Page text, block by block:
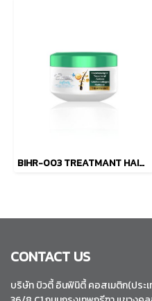
BIHR-003 TREATMANT HAIR MASK
CONTACT US
บริษัท บิวตี้ อินฟินิตี้ คอสเมติก(ประเ